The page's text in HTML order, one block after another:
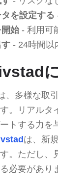
を設定する
始- 利用可
- 24時間以
、多様な取
。リアル
トする力を
は、新
。ただし、
必要があり